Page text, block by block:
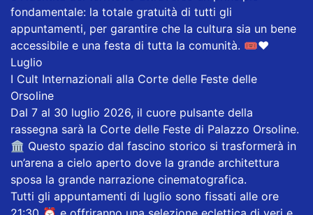
fondamentale: la totale gratuità di tutti gli
appuntamenti, per garantire che la cultura sia un bene
accessibile e una festa di tutta la comunità. 🎟️❤️
Luglio
I Cult Internazionali alla Corte delle Feste delle
Orsoline
​Dal 7 al 30 luglio 2026, il cuore pulsante della
rassegna sarà la Corte delle Feste di Palazzo Orsoline.
🏛️ Questo spazio dal fascino storico si trasformerà in
un’arena a cielo aperto dove la grande architettura
sposa la grande narrazione cinematografica.
​Tutti gli appuntamenti di luglio sono fissati alle ore